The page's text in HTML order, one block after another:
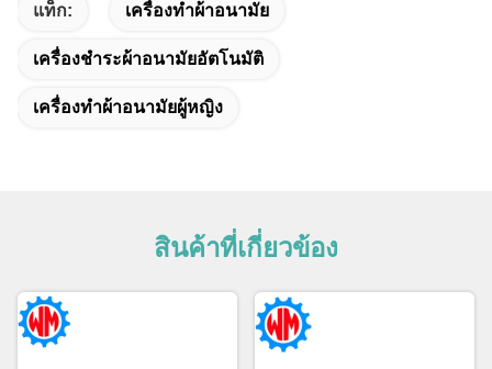
แท็ก: เครื่องทําผ้าอนามัย
เครื่องชําระผ้าอนามัยอัตโนมัติ
เครื่องทําผ้าอนามัยผู้หญิง
สินค้าที่เกี่ยวข้อง